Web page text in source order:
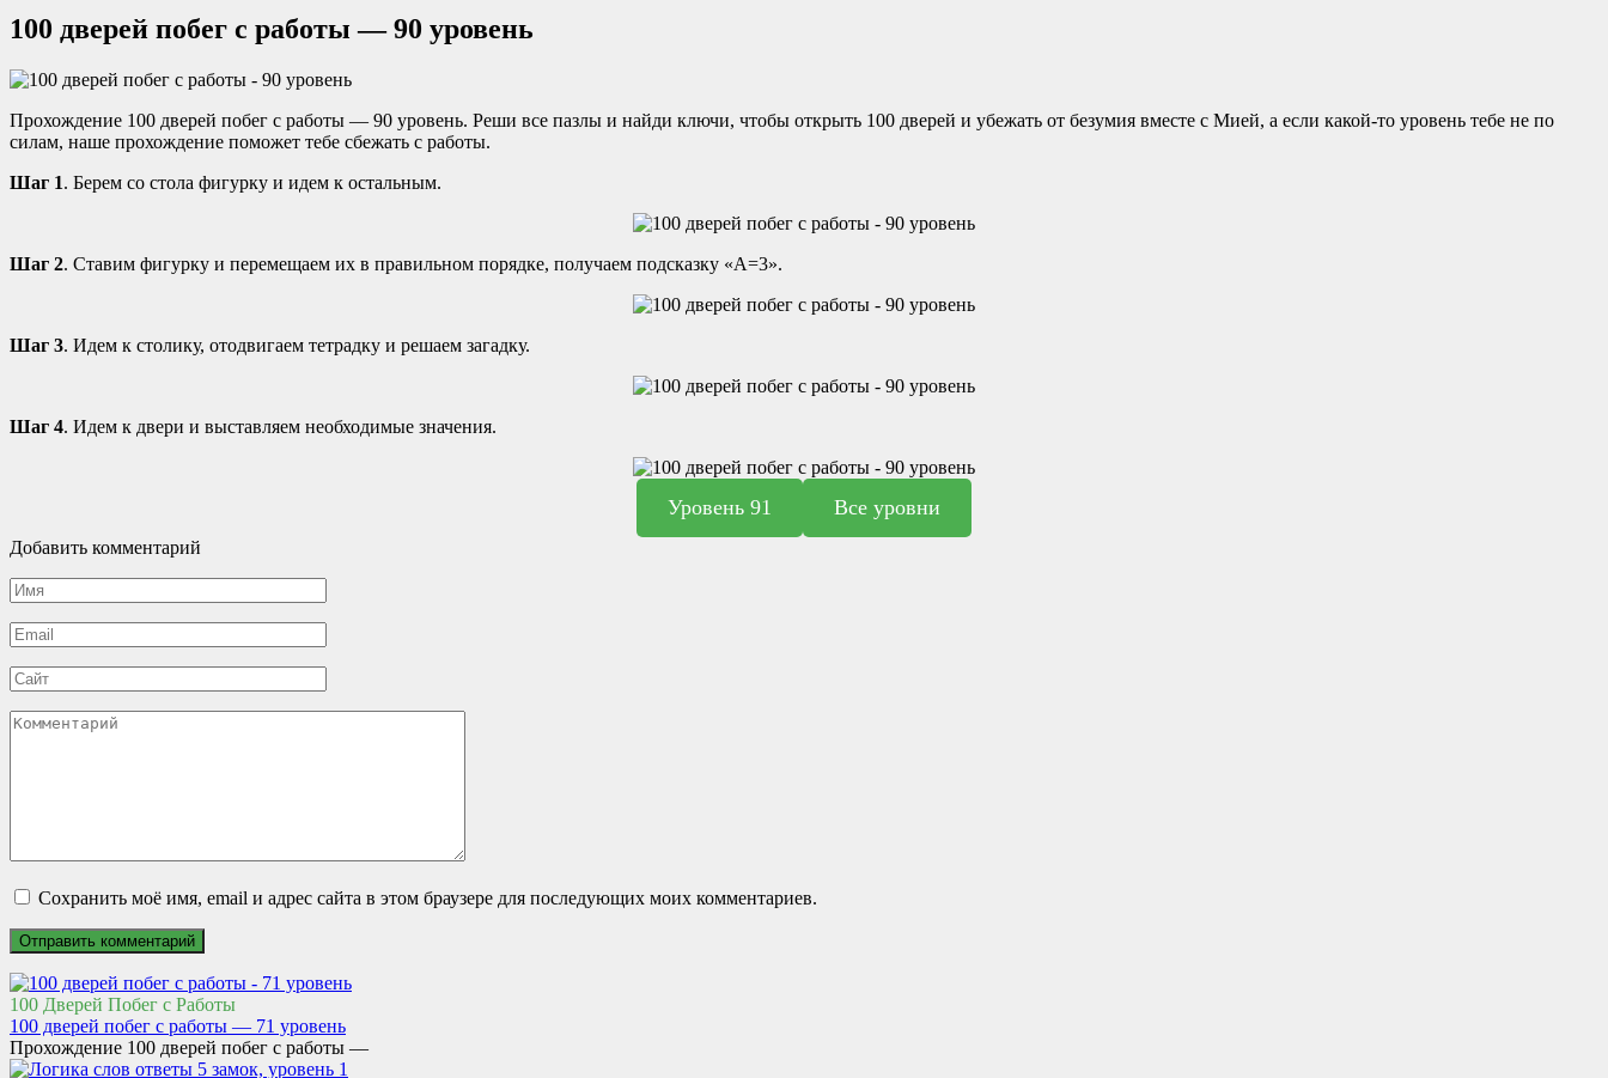
100 дверей побег с работы — 90 уровень
Прохождение 100 дверей побег с работы — 90 уровень. Реши все пазлы и найди ключи, чтобы открыть 100 дверей и убежать от безумия вместе с Мией, а если какой-то уровень тебе не по
силам, наше прохождение поможет тебе сбежать с работы.
Шаг 1. Берем со стола фигурку и идем к остальным.
Шаг 2. Ставим фигурку и перемещаем их в правильном порядке, получаем подсказку «А=3».
Шаг 3. Идем к столику, отодвигаем тетрадку и решаем загадку.
Шаг 4. Идем к двери и выставляем необходимые значения.
Уровень 91 Все уровни
Добавить комментарий
Имя
*
Email
*
Сайт
Комментарий
Сохранить моё имя, email и адрес сайта в этом браузере для последующих моих комментариев.
100 Дверей Побег с Работы
100 дверей побег с работы — 71 уровень
Прохождение 100 дверей побег с работы —